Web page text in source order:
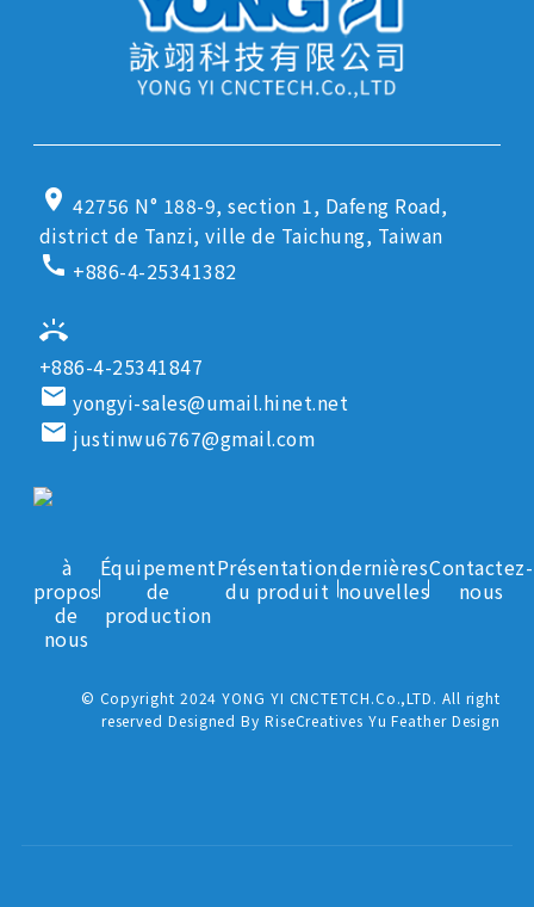
location_on 42756 N° 188-9, section 1, Dafeng Road,
district de Tanzi, ville de Taichung, Taiwan
call +886-4-25341382
ring_volume
+886-4-25341847
email yongyi-sales@umail.hinet.net
email justinwu6767@gmail.com
à
propos
de
nous
Équipement
de
production
Présentation
du produit
dernières
nouvelles
Contactez-
nous
© Copyright 2024 YONG YI CNCTETCH.Co.,LTD. All right
reserved Designed By RiseCreatives Yu Feather Design